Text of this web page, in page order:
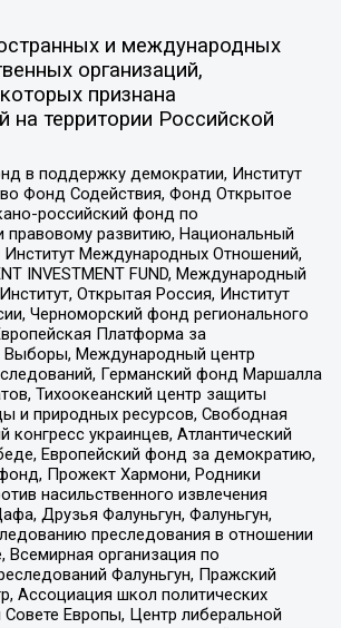
и международных
организаций,
признана
на территории Российской
в поддержку демократии, Институт
Фонд Содействия, Фонд Открытое
российский фонд по
правовому развитию, Национальный
Международных Отношений,
INVESTMENT FUND, Международный
Открытая Россия, Институт
Черноморский фонд регионального
Платформа за
Выборы, Международный центр
Германский фонд Маршалла
Тихоокеанский центр защиты
и природных ресурсов, Свободная
конгресс украинцев, Атлантический
Европейский фонд за демократию,
Прожект Хармони, Родники
насильственного извлечения
Друзья Фалуньгун, Фалуньгун,
преследования в отношении
Всемирная организация по
Фалуньгун, Пражский
Ассоциация школ политических
Европы, Центр либеральной